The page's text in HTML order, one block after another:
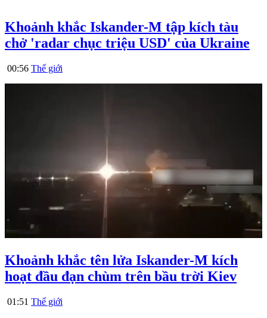
Khoảnh khắc Iskander-M tập kích tàu
chở 'radar chục triệu USD' của Ukraine
00:56 Thế giới
Khoảnh khắc tên lửa Iskander-M kích
hoạt đầu đạn chùm trên bầu trời Kiev
01:51 Thế giới